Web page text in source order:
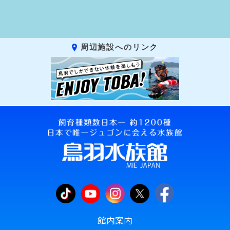
周辺施設へのリンク
館内案内